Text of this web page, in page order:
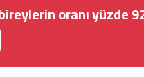
oranı yüzde